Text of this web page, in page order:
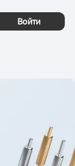
Войти